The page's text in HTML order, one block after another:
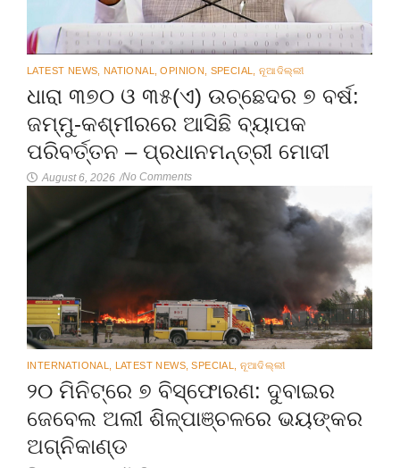
LATEST NEWS NATIONAL OPINION SPECIAL ନୂଆଦିଲ୍ଲୀ
ଧାରା ୩୭୦ ଓ ୩୫(ଏ) ଉଚ୍ଛେଦର ୭ ବର୍ଷ:
ଜମ୍ମୁ-କଶ୍ମୀରରେ ଆସିଛି ବ୍ୟାପକ
ପରିବର୍ତ୍ତନ – ପ୍ରଧାନମନ୍ତ୍ରୀ ମୋଦୀ
August 6, 2026 /No Comments
INTERNATIONAL LATEST NEWS SPECIAL ନୂଆଦିଲ୍ଲୀ
୨୦ ମିନିଟ୍‌ରେ ୭ ବିସ୍ଫୋରଣ: ଦୁବାଇର
ଜେବେଲ ଅଲୀ ଶିଳ୍ପାଞ୍ଚଳରେ ଭୟଙ୍କର
ଅଗ୍ନିକାଣ୍ଡ